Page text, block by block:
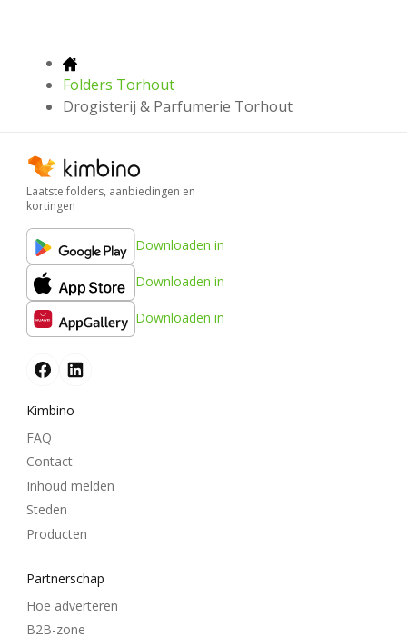
Folders Torhout
Drogisterij & Parfumerie Torhout
Laatste folders, aanbiedingen en
kortingen
Downloaden in
Downloaden in
Downloaden in
Kimbino
FAQ
Contact
Inhoud melden
Steden
Producten
Partnerschap
Hoe adverteren
B2B-zone